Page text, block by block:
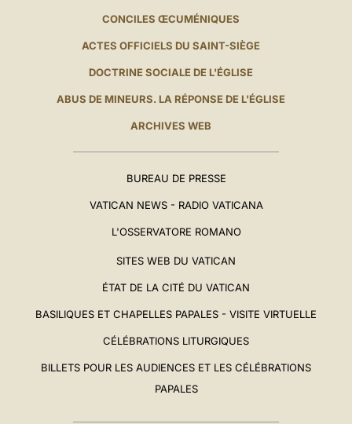
CONCILES ŒCUMÉNIQUES
ACTES OFFICIELS DU SAINT-SIÈGE
DOCTRINE SOCIALE DE L'ÉGLISE
ABUS DE MINEURS. LA RÉPONSE DE L'ÉGLISE
ARCHIVES WEB
BUREAU DE PRESSE
VATICAN NEWS - RADIO VATICANA
L'OSSERVATORE ROMANO
SITES WEB DU VATICAN
ÉTAT DE LA CITÉ DU VATICAN
BASILIQUES ET CHAPELLES PAPALES - VISITE VIRTUELLE
CÉLÉBRATIONS LITURGIQUES
BILLETS POUR LES AUDIENCES ET LES CÉLÉBRATIONS
PAPALES